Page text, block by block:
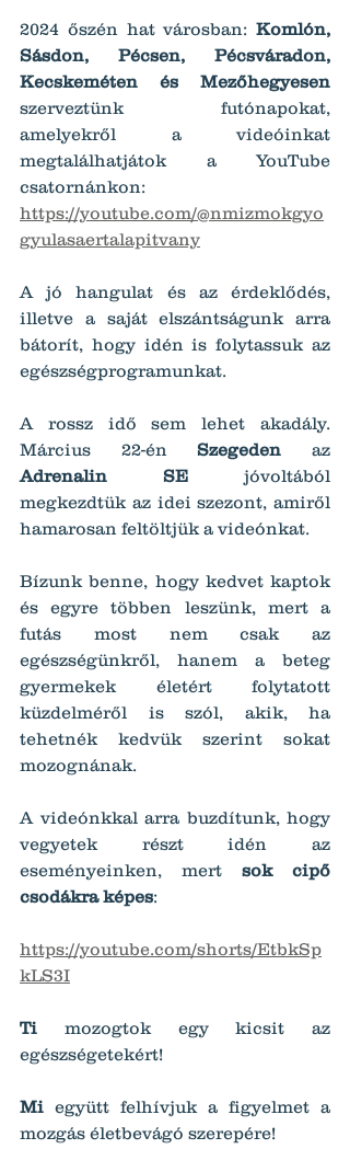
2024 őszén hat városban: Komlón,
Sásdon, Pécsen, Pécsváradon,
szerveztünk futónapokat,
amelyekről a videóinkat
megtalálhatjátok a YouTube
https://youtube.com/@nmizmokgyo
gyulasaertalapitvany
A jó hangulat és az érdeklődés,
illetve a saját elszántságunk arra
bátorít, hogy idén is folytassuk az
egészségprogramunkat.
A rossz idő sem lehet akadály.
Március 22-én Szegeden
Adrenalin SE jóvoltából
megkezdtük az idei szezont, amiről
hamarosan feltöltjük a videónkat.
Bízunk benne, hogy kedvet kaptok
és egyre többen leszünk, mert a
futás most nem csak az
egészségünkről, hanem a beteg
gyermekek életért folytatott
küzdelméről is szól, akik, ha
tehetnék kedvük szerint sokat
mozognának.
A videónkkal arra buzdítunk, hogy
vegyetek részt idén az
eseményeinken, mert sok cipő
csodákra képes:
https://youtube.com/shorts/EtbkSp
kLS3I
Ti mozogtok egy kicsit az
egészségetekért!
Mi együtt felhívjuk a figyelmet a
mozgás életbevágó szerepére!